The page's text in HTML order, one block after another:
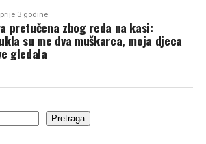
prije 3 godine
pretučena zbog reda na kasi:
su me dva muškarca, moja djeca
gledala
Pretraga